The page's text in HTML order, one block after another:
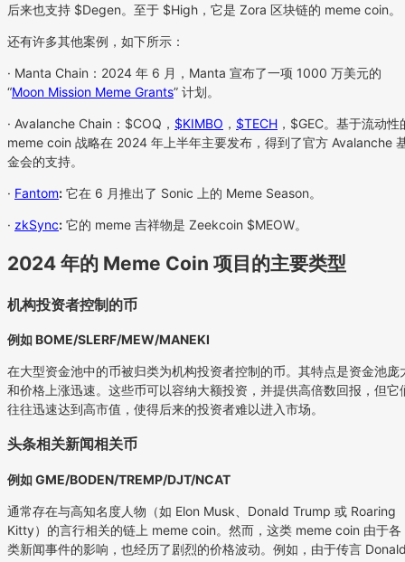
后来也支持 $Degen。至于 $High，它是 Zora 区块链的 meme coin。
还有许多其他案例，如下所示：
· Manta Chain：2024 年 6 月，Manta 宣布了一项 1000 万美元的
“Moon Mission Meme Grants” 计划。
· Avalanche Chain：$COQ， $KIMBO ， $TECH ，$GEC。基于流动性
meme coin 战略在 2024 年上半年主要发布，得到了官方 Avalanche
金会的支持。
· Fantom: 它在 6 月推出了 Sonic 上的 Meme Season。
· zkSync: 它的 meme 吉祥物是 Zeekcoin $MEOW。
2024 年的 Meme Coin 项目的主要类型
机构投资者控制的币
例如 BOME/SLERF/MEW/MANEKI
在大型资金池中的币被归类为机构投资者控制的币。其特点是资金池庞
和价格上涨迅速。这些币可以容纳大额投资，并提供高倍数回报，但它
往往迅速达到高市值，使得后来的投资者难以进入市场。
头条相关新闻相关币
例如 GME/BODEN/TREMP/DJT/NCAT
通常存在与高知名度人物（如 Elon Musk、Donald Trump 或 Roaring
Kitty）的言行相关的链上 meme coin。然而，这类 meme coin 由于各
类新闻事件的影响，也经历了剧烈的价格波动。例如，由于传言